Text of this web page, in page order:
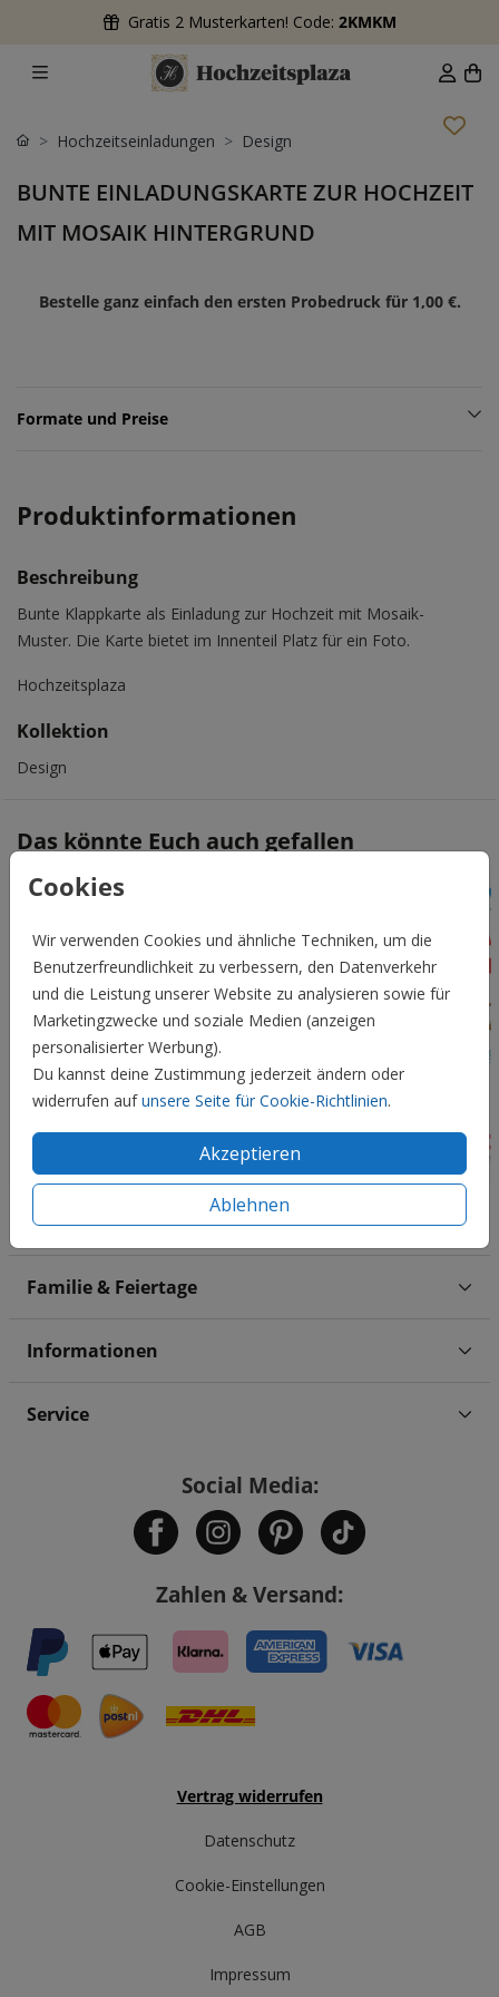
Gratis 2 Musterkarten! Code: 2KMKM
Cookies
Wir verwenden Cookies und ähnliche Techniken, um die
Benutzerfreundlichkeit zu verbessern, den Datenverkehr
und die Leistung unserer Website zu analysieren sowie für
Marketingzwecke und soziale Medien (anzeigen
personalisierter Werbung).
Du kannst deine Zustimmung jederzeit ändern oder
widerrufen aufunsere Seite für Cookie-Richtlinien.
Akzeptieren
Ablehnen
Hochzeitseinladungen Design
BUNTE EINLADUNGSKARTE ZUR HOCHZEIT
MIT MOSAIK HINTERGRUND
Bestelle ganz einfach den ersten Probedruck für 1,00 €.
Formate und Preise
Produktinformationen
Beschreibung
Bunte Klappkarte als Einladung zur Hochzeit mit Mosaik-
Muster. Die Karte bietet im Innenteil Platz für ein Foto.
Hochzeitsplaza
Kollektion
Design
Das könnte Euch auch gefallen
Hochzeit
Familie & Feiertage
Informationen
Service
Social Media:
Zahlen & Versand:
Vertrag widerrufen
Datenschutz
Cookie-Einstellungen
AGB
Impressum